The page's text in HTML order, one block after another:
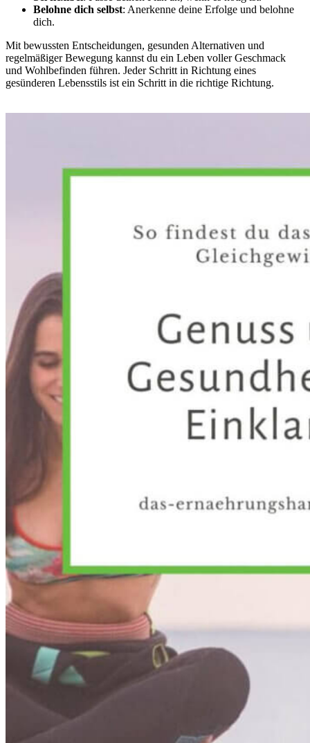
Belohne dich selbst: Anerkenne deine Erfolge und belohne
dich.
Mit bewussten Entscheidungen, gesunden Alternativen und
regelmäßiger Bewegung kannst du ein Leben voller Geschmack
und Wohlbefinden führen. Jeder Schritt in Richtung eines
gesünderen Lebensstils ist ein Schritt in die richtige Richtung.